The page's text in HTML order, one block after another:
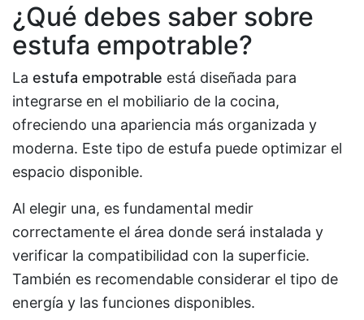
¿Qué debes saber sobre
estufa empotrable?
La estufa empotrable está diseñada para
integrarse en el mobiliario de la cocina,
ofreciendo una apariencia más organizada y
moderna. Este tipo de estufa puede optimizar el
espacio disponible.
Al elegir una, es fundamental medir
correctamente el área donde será instalada y
verificar la compatibilidad con la superficie.
También es recomendable considerar el tipo de
energía y las funciones disponibles.